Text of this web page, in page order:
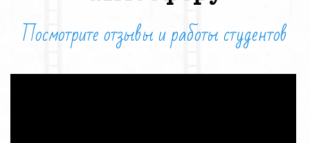
Посмотрите отзывы иработы студентов